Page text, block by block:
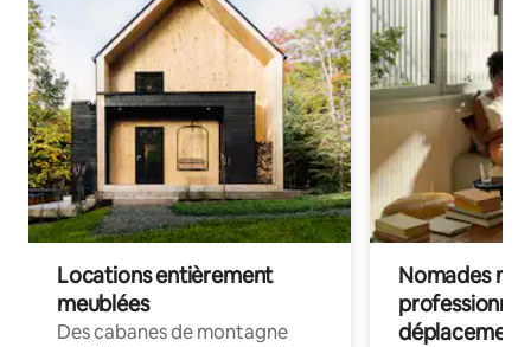
Locations entièrement
meublées
Des cabanes de montagne
Nomades
déplacement